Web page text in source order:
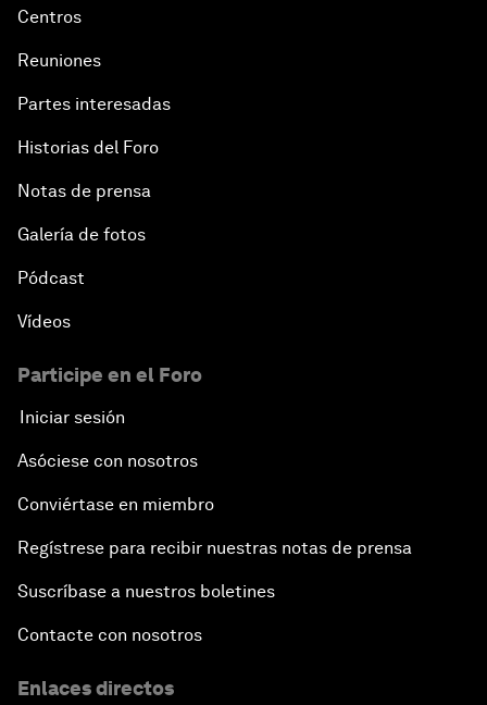
Centros
Reuniones
Partes interesadas
Historias del Foro
Notas de prensa
Galería de fotos
Pódcast
Vídeos
Participe en el Foro
Iniciar sesión
Asóciese con nosotros
Conviértase en miembro
Regístrese para recibir nuestras notas de prensa
Suscríbase a nuestros boletines
Contacte con nosotros
Enlaces directos